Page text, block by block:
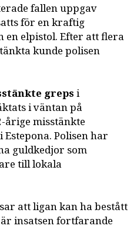
fallen uppgav
för en kraftig
elpistol. Efter att flera
kunde polisen
greps i
i väntan på
årige misstänkte
Polisen har
guldkedjor som
till lokala
att ligan kan ha bestått
insatsen fortfarande